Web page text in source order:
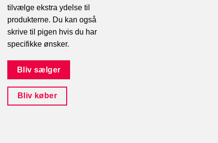
tilvælge ekstra ydelse til
produkterne. Du kan også
skrive til pigen hvis du har
specifikke ønsker.
Bliv sælger
Bliv køber